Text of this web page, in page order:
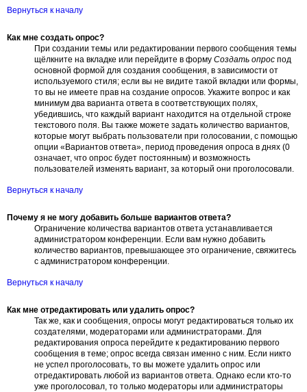
Вернуться к началу
Как мне создать опрос?
При создании темы или редактировании первого сообщения темы
щёлкните на вкладке или перейдите в форму Создать опрос под
основной формой для создания сообщения, в зависимости от
используемого стиля; если вы не видите такой вкладки или формы,
то вы не имеете прав на создание опросов. Укажите вопрос и как
минимум два варианта ответа в соответствующих полях,
убедившись, что каждый вариант находится на отдельной строке
текстового поля. Вы также можете задать количество вариантов,
которые могут выбрать пользователи при голосовании, с помощью
опции «Вариантов ответа», период проведения опроса в днях (0
означает, что опрос будет постоянным) и возможность
пользователей изменять вариант, за который они проголосовали.
Вернуться к началу
Почему я не могу добавить больше вариантов ответа?
Ограничение количества вариантов ответа устанавливается
администратором конференции. Если вам нужно добавить
количество вариантов, превышающее это ограничение, свяжитесь
с администратором конференции.
Вернуться к началу
Как мне отредактировать или удалить опрос?
Так же, как и сообщения, опросы могут редактироваться только их
создателями, модераторами или администраторами. Для
редактирования опроса перейдите к редактированию первого
сообщения в теме; опрос всегда связан именно с ним. Если никто
не успел проголосовать, то вы можете удалить опрос или
отредактировать любой из вариантов ответа. Однако если кто-то
уже проголосовал, то только модераторы или администраторы